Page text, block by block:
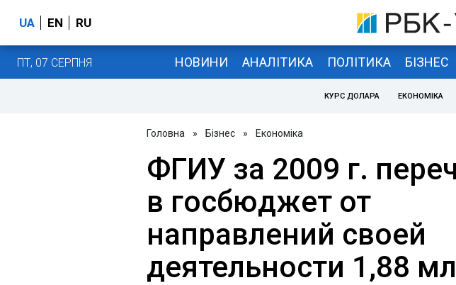
UA EN RU
ПТ, 07 СЕРПНЯ НОВИНИ АНАЛІТИКА ПОЛІТИКА БІЗНЕС
КУРС ДОЛАРА ЕКОНОМІКА
Головна » Бізнес » Економіка
ФГИУ за 2009 г.
в госбюджет от
направлений своей
деятельности 1,88